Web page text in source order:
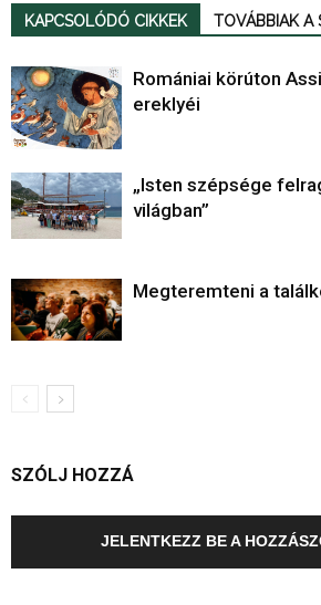
KAPCSOLÓDÓ CIKKEK TOVÁBBIAK A
Romániai körúton
ereklyéi
„Isten szépsége
világban”
Megteremteni a
SZÓLJ HOZZÁ
JELENTKEZZ BE A